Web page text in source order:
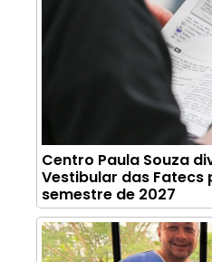
Centro Paula Souza
Vestibular das Fatecs
semestre de 2027